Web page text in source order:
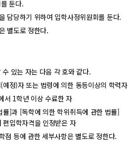
둔다.
담당하기 위하여 입학사정위원회를 둔다.
별도로 정한다.
있는 자는 다음 각 호와 같다.
정)자 또는 법령에 의한 동등이상의 학력자
서 1학년 이상 수료한 자
]과 [독학에 의한 학위취득에 관한 법률]
입학자격을 인정받은 자
등에 관한 세부사항은 별도로 정한다.